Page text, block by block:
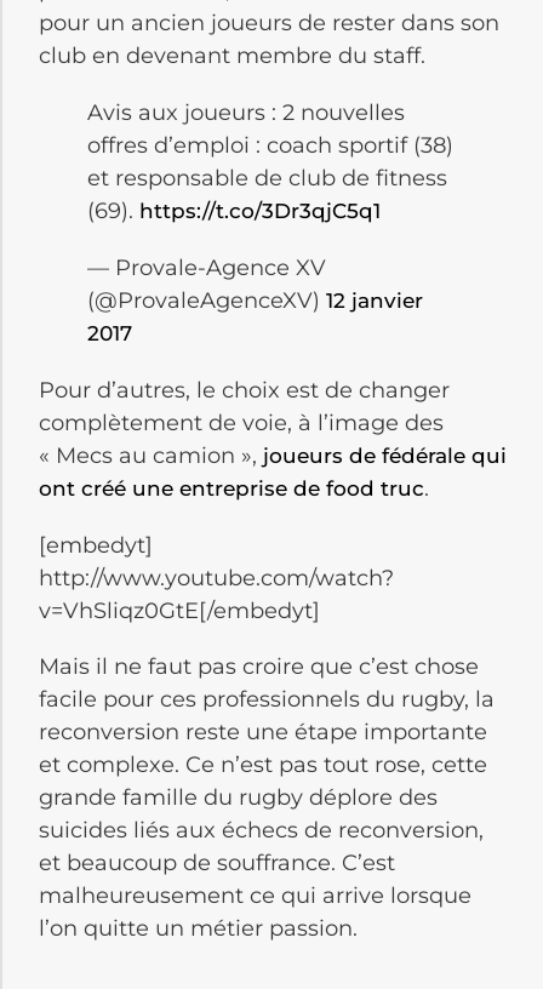
pour un ancien joueurs de rester dans son
club en devenant membre du staff.
Avis aux joueurs : 2 nouvelles
offres d’emploi : coach sportif (38)
et responsable de club de fitness
(69). https://t.co/3Dr3qjC5q1
— Provale-Agence XV
(@ProvaleAgenceXV) 12 janvier
2017
Pour d’autres, le choix est de changer
complètement de voie, à l’image des
« Mecs au camion », joueurs de fédérale qui
ont créé une entreprise de food truc.
[embedyt]
http://www.youtube.com/watch?
v=VhSliqz0GtE[/embedyt]
Mais il ne faut pas croire que c’est chose
facile pour ces professionnels du rugby, la
reconversion reste une étape importante
et complexe. Ce n’est pas tout rose, cette
grande famille du rugby déplore des
suicides liés aux échecs de reconversion,
et beaucoup de souffrance. C’est
malheureusement ce qui arrive lorsque
l’on quitte un métier passion.